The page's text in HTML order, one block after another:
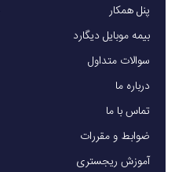
پنل همکار
بیمه موبایل دیگارد
سوالات متداول
درباره ما
تماس با ما
ضوابط و مقررات
آموزش ریجستری